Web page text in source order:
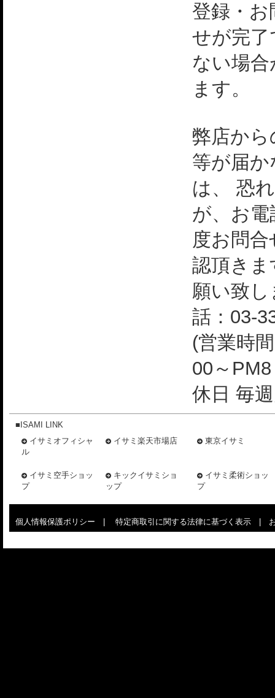
登録・
せが完
ない場
ます。
弊店か
等が届
は、 恐
が、お
度お問
認頂き
願い致
話：03-
(営業時
00～
休日 毎
■ISAMI LINK
イサミオフィシャ
ル
イサミ楽天市場店 東京イサミ
イサミ空手ショッ
プ
キックイサミショ
ップ
イサミ柔術ショッ
プ
個人情報保護ポリシー 特定商取引に関する法律に基づく表示